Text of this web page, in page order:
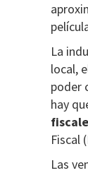
La
local,
poder
hay
Fiscal
Las